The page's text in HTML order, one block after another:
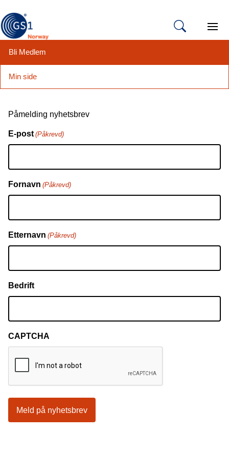
Bli Medlem
Min side
innhold
Påmelding nyhetsbrev
E-post (Påkrevd)
Fornavn (Påkrevd)
Etternavn (Påkrevd)
Bedrift
CAPTCHA